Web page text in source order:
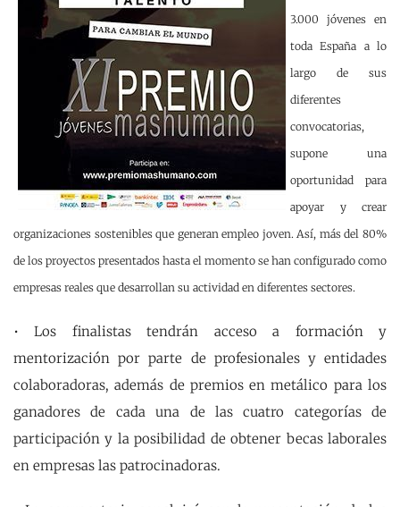
3.000 jóvenes en
toda España a lo
largo de sus
diferentes
convocatorias,
supone una
oportunidad para
apoyar y crear
organizaciones sostenibles que generan empleo joven. Así, más del 80%
de los proyectos presentados hasta el momento se han configurado como
empresas reales que desarrollan su actividad en diferentes sectores.
• Los finalistas tendrán acceso a formación y
mentorización por parte de profesionales y entidades
colaboradoras, además de premios en metálico para los
ganadores de cada una de las cuatro categorías de
participación y la posibilidad de obtener becas laborales
en empresas las patrocinadoras.